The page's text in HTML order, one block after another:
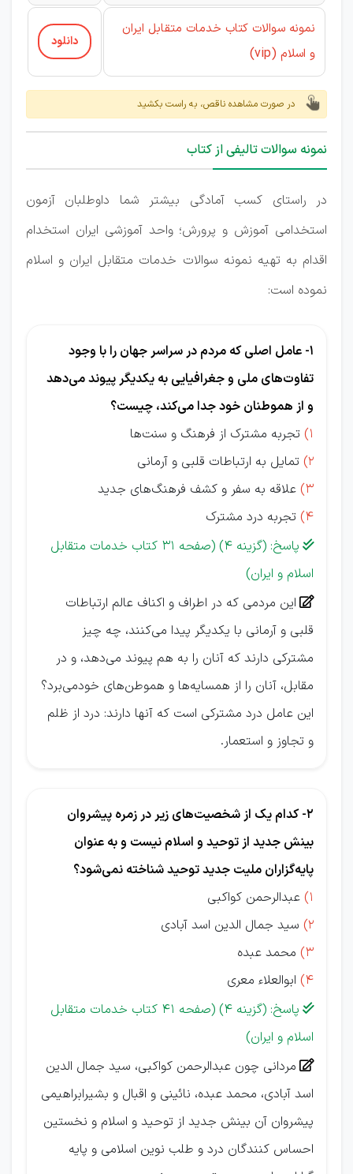
نمونه سوالات کتاب خدمات متقابل ایران
و اسلام (vip)
دانلود
در صورت مشاهده ناقص، به راست بکشید
نمونه سوالات تالیفی از کتاب
در راستای کسب آمادگی بیشتر شما داوطلبان آزمون
استخدامی آموزش و پرورش؛ واحد آموزشی ایران استخدام
اقدام به تهیه نمونه سوالات خدمات متقابل ایران و اسلام
نموده است:
1- عامل اصلی که مردم در سراسر جهان را با وجود
تفاوت‌های ملی و جغرافیایی به یکدیگر پیوند می‌دهد
و از هموطنان خود جدا می‌کند، چیست؟
1) تجربه مشترک از فرهنگ و سنت‌ها
2) تمایل به ارتباطات قلبی و آرمانی
3) علاقه به سفر و کشف فرهنگ‌های جدید
4) تجربه درد مشترک

پاسخ: (گزینه 4) (صفحه 31 کتاب خدمات متقابل
اسلام و ایران)
 اين مردمی كه در اطراف و اكناف عالم ارتباطات
قلبی و آرمانی با يكديگر پيدا می‌كنند، چه چيز
مشتركی دارند كه آنان را به هم پيوند می‌دهد، و در
مقابل، آنان را از همسايه‌ها و هموطن‌‌های خودمی‌برد؟
اين عامل درد مشتركی است كه آنها دارند: درد از ظلم
و تجاوز و استعمار.
2- کدام یک از شخصیت‌های زیر در زمره پیشروان
بینش جدید از توحید و اسلام نیست و به عنوان
پایه‌گزاران ملیت جدید توحید شناخته نمی‌شود؟
1) عبدالرحمن کواکبی
2) سید جمال الدین اسد آبادی
3) محمد عبده
4) ابوالعلاء معری

پاسخ: (گزینه 4) (صفحه 41 کتاب خدمات متقابل
اسلام و ایران)
 مردانی چون عبدالرحمن كواكبی، سيد جمال الدين
اسد آبادی، محمد عبده، نائينی و اقبال و بشيرابراهيمی
پيشروان آن بينش جديد از توحيد و اسلام و نخستين
احساس كنندگان درد و طلب نوين اسلامی و پايه